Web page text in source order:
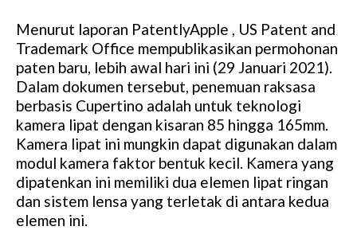
Menurut laporan PatentlyApple , US Patent and
Trademark Office mempublikasikan permohonan
paten baru, lebih awal hari ini (29 Januari 2021).
Dalam dokumen tersebut, penemuan raksasa
berbasis Cupertino adalah untuk teknologi
kamera lipat dengan kisaran 85 hingga 165mm.
Kamera lipat ini mungkin dapat digunakan dalam
modul kamera faktor bentuk kecil. Kamera yang
dipatenkan ini memiliki dua elemen lipat ringan
dan sistem lensa yang terletak di antara kedua
elemen ini.